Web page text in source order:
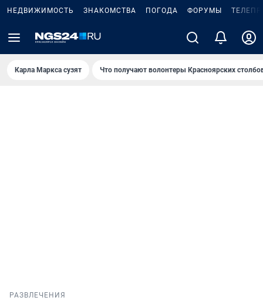
НЕДВИЖИМОСТЬ ЗНАКОМСТВА ПОГОДА ФОРУМЫ
Карла Маркса сузят Что получают волонтеры Красноярских
РАЗВЛЕЧЕНИЯ